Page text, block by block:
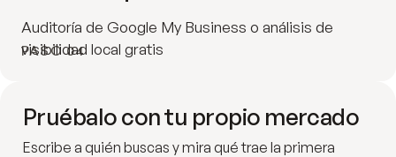
PASO 04
Auditoría de Google My Business o análisis de
visibilidad local gratis
Pruébalo con tu propio mercado
Escribe a quién buscas y mira qué trae la primera